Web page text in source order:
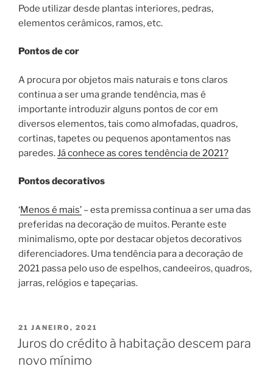
Pode utilizar desde plantas interiores, pedras,
elementos cerâmicos, ramos, etc.
Pontos de cor
A procura por objetos mais naturais e tons claros
continua a ser uma grande tendência, mas é
importante introduzir alguns pontos de cor em
diversos elementos, tais como almofadas, quadros,
cortinas, tapetes ou pequenos apontamentos nas
paredes.Já conhece as cores tendência de 2021?
Pontos decorativos
‘Menos é mais’ – esta premissa continua a ser uma das
preferidas na decoração de muitos. Perante este
minimalismo, opte por destacar objetos decorativos
diferenciadores. Uma tendência para a decoração de
2021 passa pelo uso de espelhos, candeeiros, quadros,
jarras, relógios e tapeçarias.
PUBLICADO
EM
21 JANEIRO, 2021
Juros do crédito à habitação descem para
novo mínimo